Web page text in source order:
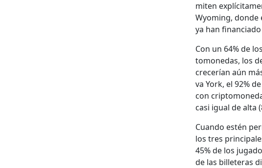
miten
Wyoming, donde
ya han
Con un 64% de
tomonedas, los
cre­cerían aún
va York, el 92%
con
casi igual de alta
Cuan­do estén
los tres
45% de los
de las bil­leteras